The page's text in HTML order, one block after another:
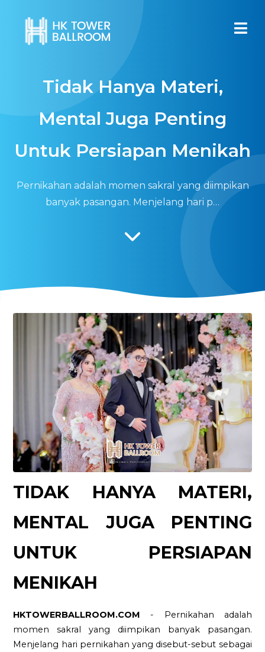
Tidak Hanya Materi,
Mental Juga Penting
Untuk Persiapan Menikah
Pernikahan adalah momen sakral yang diimpikan
banyak pasangan. Menjelang hari p…
TIDAK HANYA MATERI,
MENTAL JUGA PENTING
UNTUK PERSIAPAN
MENIKAH
HKTOWERBALLROOM.COM - Pernikahan adalah
momen sakral yang diimpikan banyak pasangan.
Menjelang hari pernikahan yang disebut-sebut sebagai